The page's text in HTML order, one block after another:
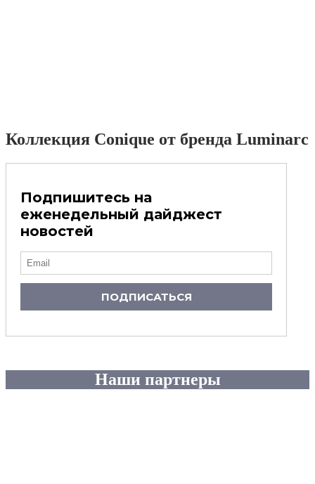
Коллекция Conique от бренда Luminarc
Подпишитесь на
еженедельный дайджест
новостей
ПОДПИСАТЬСЯ
Наши партнеры